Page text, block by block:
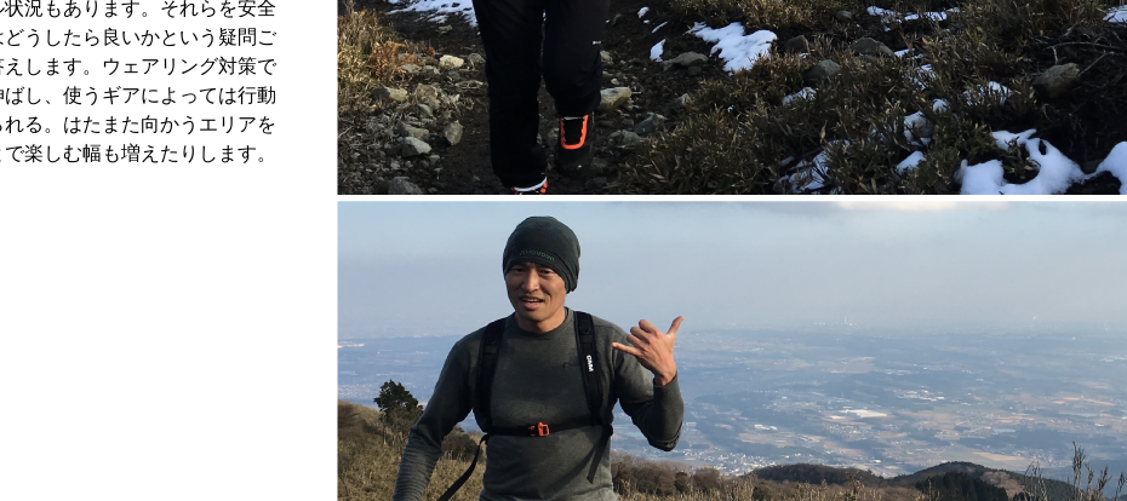
況もあります。それらを安全
うしたら良いかという疑問ご
します。ウェアリング対策で
し、使うギアによっては行動
る。はたまた向かうエリアを
楽しむ幅も増えたりします。